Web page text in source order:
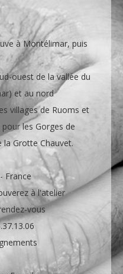
à Montélimar, puis
ouest de la vallée du
et au nord
villages de Ruoms et
les Gorges de
Grotte Chauvet.
France
à l'atelier
vous